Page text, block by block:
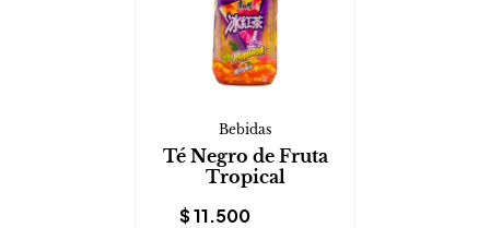
Bebidas
Té Negro de Fruta
Tropical
$11.500